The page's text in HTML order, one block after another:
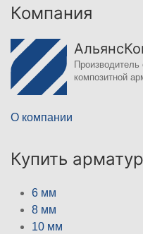
Компания
Производитель
композитной
О компании
Купить
6 мм
8 мм
10 мм